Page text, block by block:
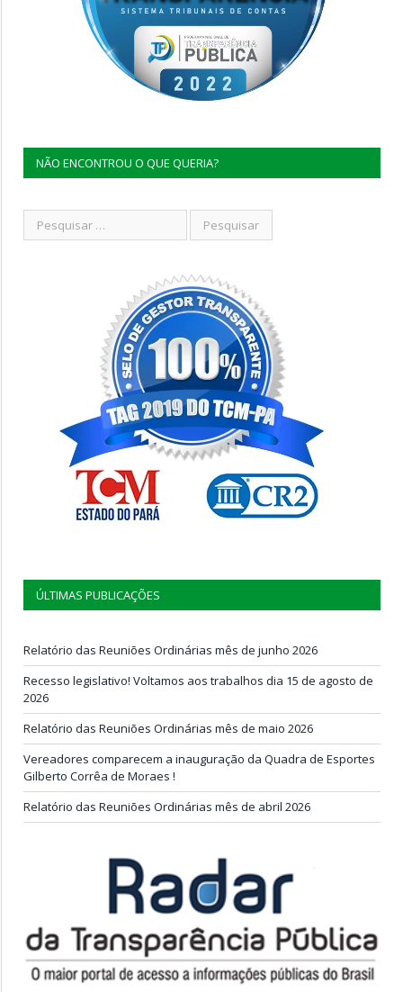
NÃO ENCONTROU O QUE QUERIA?
ÚLTIMAS PUBLICAÇÕES
Relatório das Reuniões Ordinárias mês de junho 2026
Recesso legislativo! Voltamos aos trabalhos dia 15 de agosto de
2026
Relatório das Reuniões Ordinárias mês de maio 2026
Vereadores comparecem a inauguração da Quadra de Esportes
Gilberto Corrêa de Moraes !
Relatório das Reuniões Ordinárias mês de abril 2026